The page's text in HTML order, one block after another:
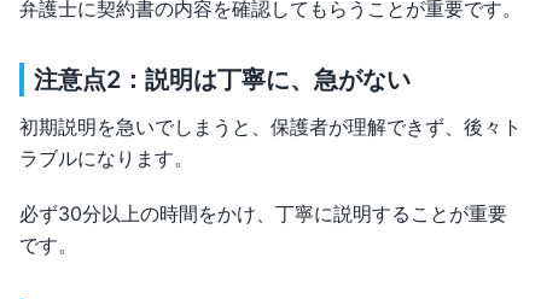
弁護士に契約書の内容を確認してもらうことが重要です。
注意点2：説明は丁寧に、急がない
初期説明を急いでしまうと、保護者が理解できず、後々ト
ラブルになります。
必ず30分以上の時間をかけ、丁寧に説明することが重要
です。